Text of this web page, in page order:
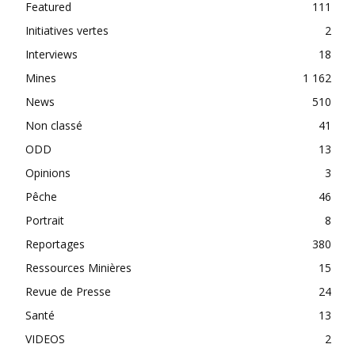
Featured
111
Initiatives vertes
2
Interviews
18
Mines
1 162
News
510
Non classé
41
ODD
13
Opinions
3
Pêche
46
Portrait
8
Reportages
380
Ressources Minières
15
Revue de Presse
24
Santé
13
VIDEOS
2